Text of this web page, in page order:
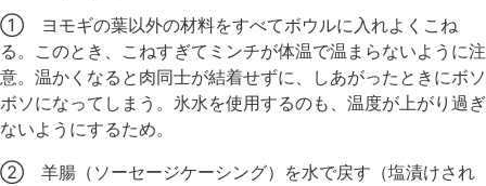
① ヨモギの葉以外の材料をすべてボウルに入れよくこね
る。このとき、こねすぎてミンチが体温で温まらないように注
意。温かくなると肉同士が結着せずに、しあがったときにボソ
ボソになってしまう。氷水を使用するのも、温度が上がり過ぎ
ないようにするため。
② 羊腸（ソーセージケーシング）を水で戻す（塩漬けされ